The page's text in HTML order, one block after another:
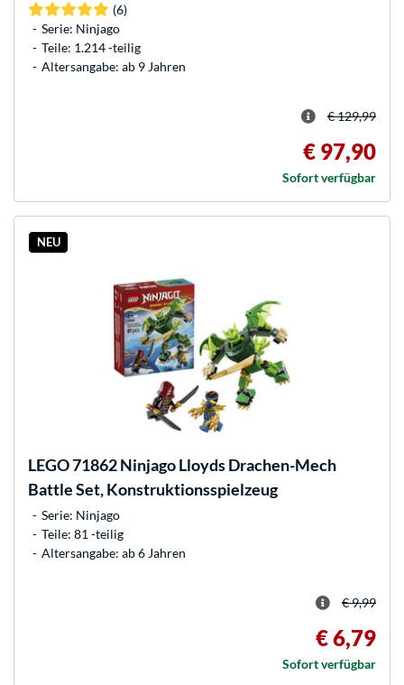
(6)
Serie: Ninjago
Teile: 1.214 -teilig
Altersangabe: ab 9 Jahren
€ 129,99
€ 97,90
Sofort verfügbar
NEU
LEGO71862 Ninjago Lloyds Drachen-Mech
Battle Set, Konstruktionsspielzeug
Serie: Ninjago
Teile: 81 -teilig
Altersangabe: ab 6 Jahren
€ 9,99
€ 6,79
Sofort verfügbar